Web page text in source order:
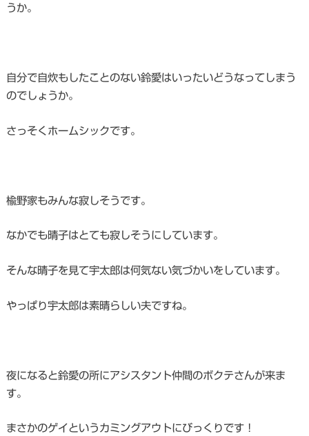
うか。
自分で自炊もしたことのない鈴愛はいったいどうなってしまう
のでしょうか。
さっそくホームシックです。
楡野家もみんな寂しそうです。
なかでも晴子はとても寂しそうにしています。
そんな晴子を見て宇太郎は何気ない気づかいをしています。
やっぱり宇太郎は素晴らしい夫ですね。
夜になると鈴愛の所にアシスタント仲間のボクテさんが来ま
す。
まさかのゲイというカミングアウトにびっくりです！